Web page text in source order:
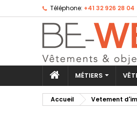
Téléphone: +41 32 926 28 04
MÉTIERS
Accueil Vetement